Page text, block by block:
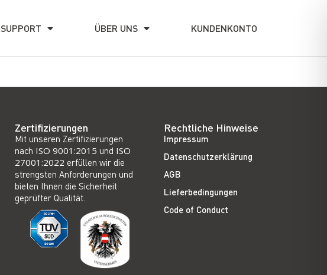
SUPPORT ÜBER UNS KUNDENKONTO
Zertifizierungen
Mit unseren Zertifizierungen
nach ISO 9001:2015 und ISO
27001:2022 erfüllen wir die
strengsten Anforderungen und
bieten Ihnen die Sicherheit
geprüfter Qualität.
Rechtliche Hinweise
Impressum
Datenschutzerklärung
AGB
Lieferbedingungen
Code of Conduct